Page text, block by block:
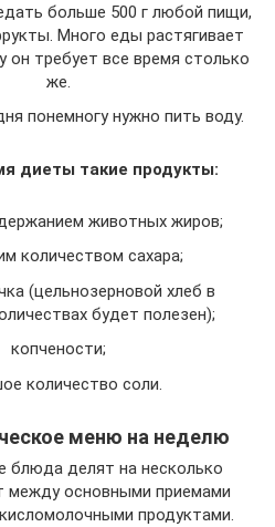
больше 500 г любой пищи,
Много еды растягивает
он требует все время столько
же.
понемногу нужно пить воду.
диеты такие продукты:
животных жиров;
количеством сахара;
(цельнозерновой хлеб в
будет полезен);
копчености;
количество соли.
меню на неделю
блюда делят на несколько
между основными приемами
продуктами.